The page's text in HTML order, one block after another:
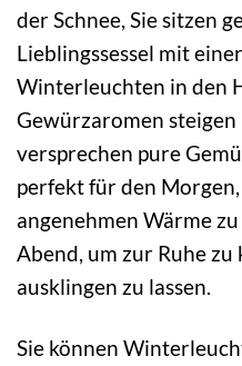
der Schnee, Sie sitzen
Lieblingssessel mit
Winterleuchten in den
Gewürzaromen steigen
versprechen pure
perfekt für den
angenehmen Wärme
Abend, um zur Ruhe zu
ausklingen zu lassen.
Sie können